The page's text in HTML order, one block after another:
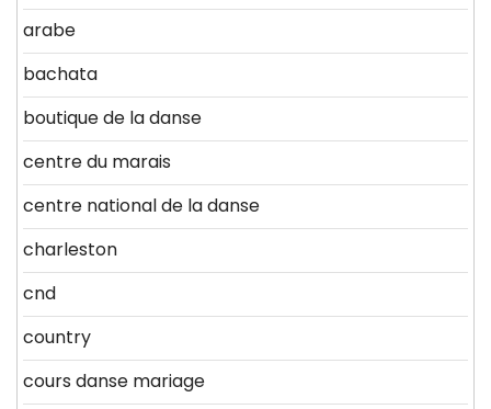
arabe
bachata
boutique de la danse
centre du marais
centre national de la danse
charleston
cnd
country
cours danse mariage